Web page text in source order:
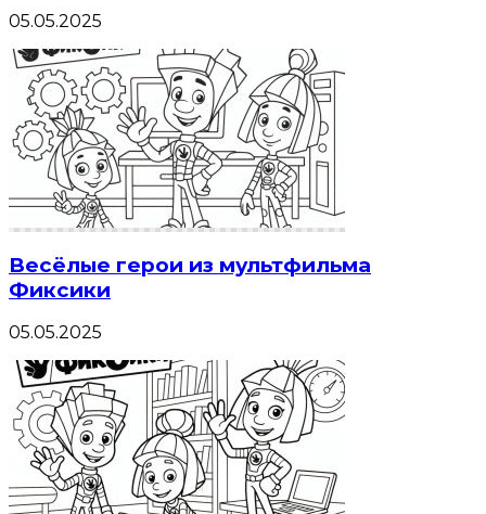
05.05.2025
Весёлые герои из мультфильма
Фиксики
05.05.2025